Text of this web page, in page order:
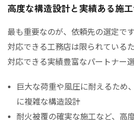
高度な構造設計と実績ある施
最も重要なのが、依頼先の選定で
対応できる工務店は限られている
対応できる実績豊富なパートナー
巨大な荷重や風圧に耐えるため
に複雑な構造設計
耐火被覆の確実な施工など、高